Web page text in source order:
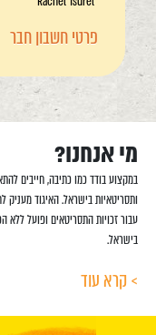
פרטי חשבון חבר
מי אנחנו?
ותסריטאיות בישראל. האיגוד מעניק
עבור זכויות התסריטאים ופועל
בישראל.
> קרא עוד